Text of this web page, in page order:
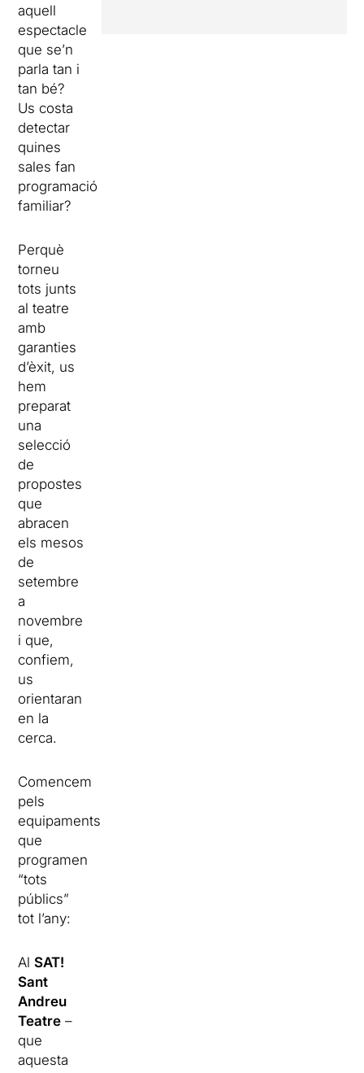
aquell
espectacle
que se’n
parla tan i
tan bé?
Us costa
detectar
quines
sales fan
programació
familiar?
Perquè
torneu
tots junts
al teatre
amb
garanties
d’èxit, us
hem
preparat
una
selecció
de
propostes
que
abracen
els mesos
de
setembre
a
novembre
i que,
confiem,
us
orientaran
en la
cerca.
Comencem
pels
equipaments
que
programen
“tots
públics”
tot l’any:
AlSAT!
Sant
Andreu
Teatre –
que
aquesta